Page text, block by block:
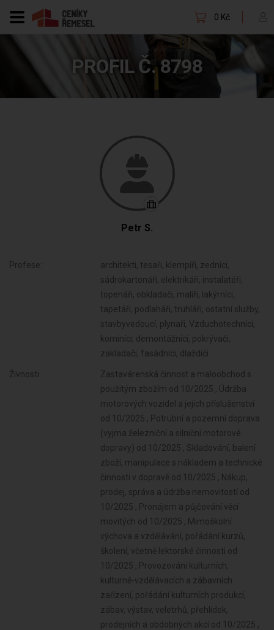
0 Kč
PROFIL Č. 8798
Petr S.
Profese:
architekti, tesaři, klempíři, zedníci,
sádrokartonáři, elektrikáři, instalatéři,
topenáři, obkladači, malíři, lakýrníci,
tapetáři, podlaháři, truhláři, ostatní služby,
stavbyvedoucí, plynaři, Vzduchotechnici,
kominíci, demontážníci, pokrývači,
zakladači, fasádníci, dlaždiči
Živnosti:
Zastavárenská činnost a maloobchod s
použitým zbožím od 10/2025 , Údržba
motorových vozidel a jejich příslušenství
od 10/2025 , Potrubní a pozemní doprava
(vyjma železniční a silniční motorové
dopravy) od 10/2025 , Skladování, balení
zboží, manipulace s nákladem a technické
činnosti v dopravě od 10/2025 , Nákup,
prodej, správa a údržba nemovitostí od
10/2025 , Pronájem a půjčování věcí
movitých od 10/2025 , Mimoškolní
výchova a vzdělávání, pořádání kurzů,
školení, včetně lektorské činnosti od
10/2025 , Provozování kulturních,
kulturně-vzdělávacích a zábavních
zařízení, pořádání kulturních produkcí,
zábav, výstav, veletrhů, přehlídek,
prodejních a obdobných akcí od 10/2025 ,